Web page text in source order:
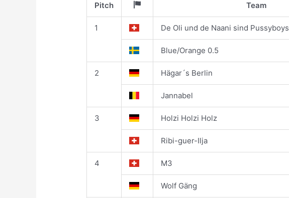
Pitch Team
1 De Oli und de Naani sind Pussyboys
Blue/Orange 0.5
2 Hägar´s Berlin
Jannabel
3 Holzi Holzi Holz
Ribi-guer-Ilja
4 M3
Wolf Gäng